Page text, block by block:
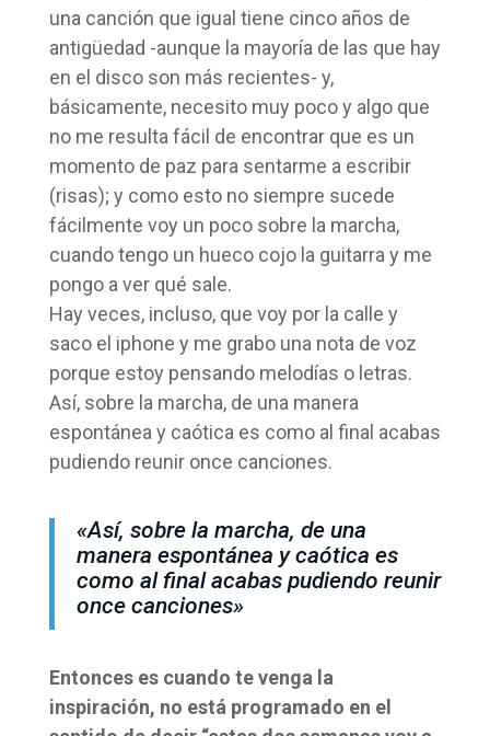
una canción que igual tiene cinco años de
antigüedad -aunque la mayoría de las que hay
en el disco son más recientes- y,
básicamente, necesito muy poco y algo que
no me resulta fácil de encontrar que es un
momento de paz para sentarme a escribir
(risas); y como esto no siempre sucede
fácilmente voy un poco sobre la marcha,
cuando tengo un hueco cojo la guitarra y me
pongo a ver qué sale.
Hay veces, incluso, que voy por la calle y
saco el iphone y me grabo una nota de voz
porque estoy pensando melodías o letras.
Así, sobre la marcha, de una manera
espontánea y caótica es como al final acabas
pudiendo reunir once canciones.
«Así, sobre la marcha, de una
manera espontánea y caótica es
como al final acabas pudiendo reunir
once canciones»
Entonces es cuando te venga la
inspiración, no está programado en el